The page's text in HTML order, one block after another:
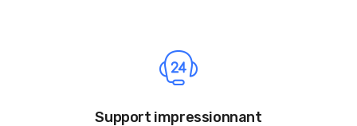
Support impressionnant